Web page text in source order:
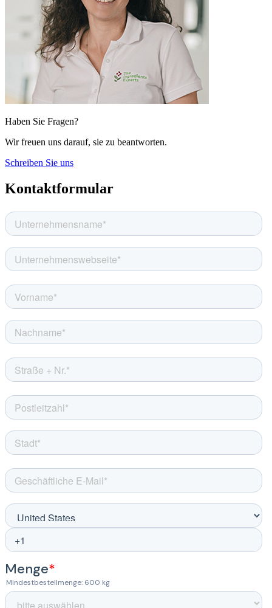
Haben Sie Fragen?
Wir freuen uns darauf, sie zu beantworten.
Schreiben Sie uns
Kontaktformular